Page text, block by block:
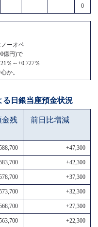
0
ーオペ
億円)で
％～+0.727％
か。
る日銀当座預金状況
金残
前日比増減
+47,300
+42,300
+37,300
+32,300
+27,300
+22,300